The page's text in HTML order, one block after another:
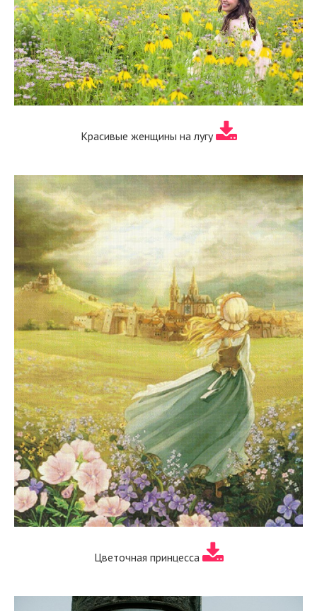
Красивые женщины на лугу
Цветочная принцесса